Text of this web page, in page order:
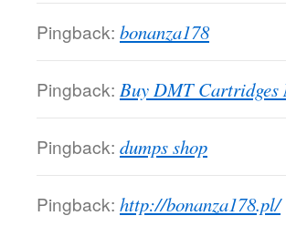
Pingback: bonanza178
Pingback: Buy DMT Cartridges
Pingback: dumps shop
Pingback: http://bonanza178.pl/